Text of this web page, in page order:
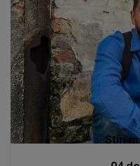
Stiri